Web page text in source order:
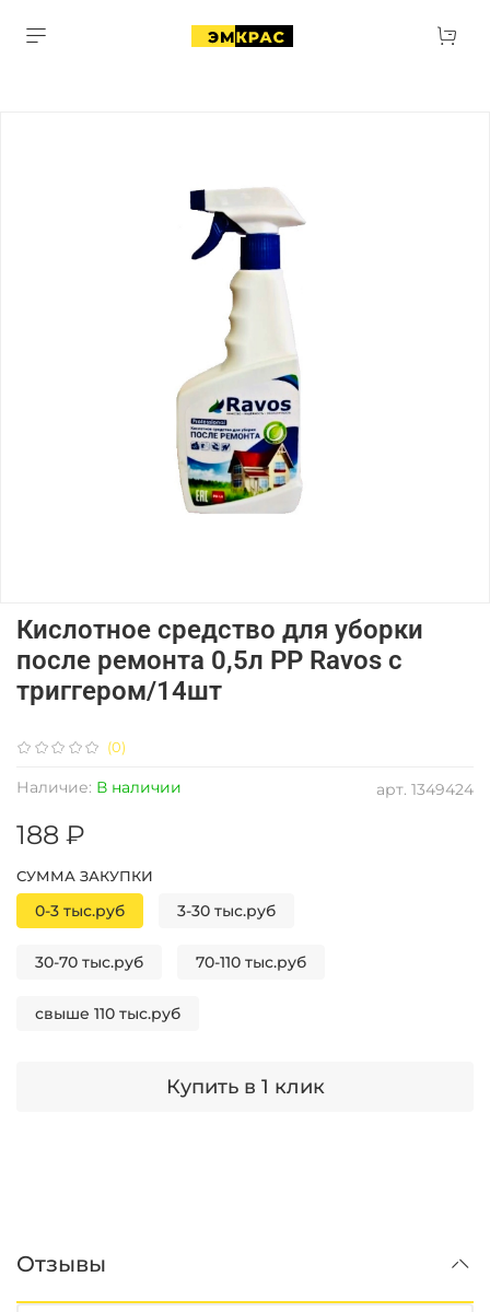
(0)
арт. 1349424
Наличие: В наличии
Кислотное средство для уборки
после ремонта 0,5л PP Ravos с
триггером/14шт
188 ₽
Купить в 1 клик
СУММА ЗАКУПКИ
0-3 тыс.руб 3-30 тыс.руб
30-70 тыс.руб 70-110 тыс.руб
свыше 110 тыс.руб
Отзывы